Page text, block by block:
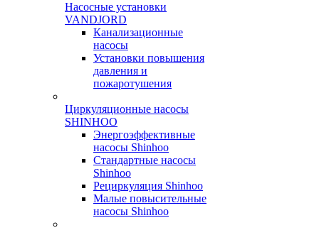
Насосные установки
VANDJORD
Канализационные
насосы
Установки повышения
давления и
пожаротушения
Циркуляционные насосы
SHINHOO
Энергоэффективные
насосы Shinhoo
Стандартные насосы
Shinhoo
Рециркуляция Shinhoo
Малые повысительные
насосы Shinhoo